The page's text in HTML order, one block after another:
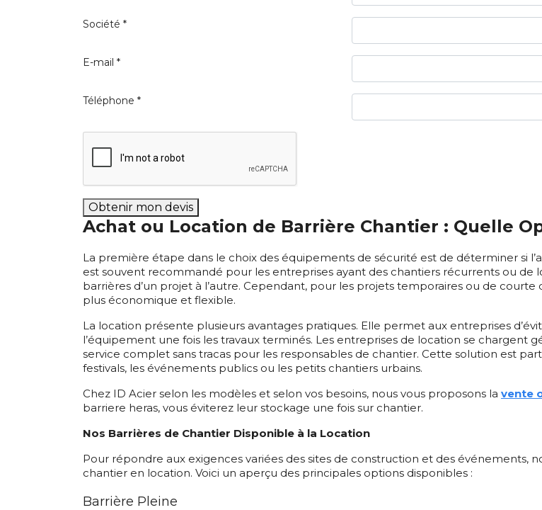
Société *
E-mail *
Téléphone *
Obtenir mon devis
Achat ou Location de Barrière Chantier : Quelle
La première étape dans le choix des équipements de sécurité est de déterminer si
est souvent recommandé pour les entreprises ayant des chantiers récurrents ou de
barrières d’un projet à l’autre. Cependant, pour les projets temporaires ou de
plus économique et flexible.
La location présente plusieurs avantages pratiques. Elle permet aux entreprises
l’équipement une fois les travaux terminés. Les entreprises de location se chargent
service complet sans tracas pour les responsables de chantier. Cette solution est
festivals, les événements publics ou les petits chantiers urbains.
Chez ID Acier selon les modèles et selon vos besoins, nous vous proposons la vente
barriere heras, vous éviterez leur stockage une fois sur chantier.
Nos Barrières de Chantier Disponible à la Location
Pour répondre aux exigences variées des sites de construction et des événements,
chantier en location. Voici un aperçu des principales options disponibles :
Barrière Pleine